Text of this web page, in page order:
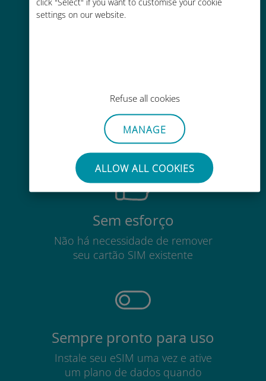
settings on our website.
Refuse all cookies
MANAGE
ALLOW ALL COOKIES
operadora atual
aplicativo Ubigi, mesmo sem Wi-Fi
ou dados restantes
Sem esforço
Não há necessidade de remover
seu cartão SIM existente
Sempre pronto para uso
Instale seu eSIM uma vez e ative
um plano de dados quando